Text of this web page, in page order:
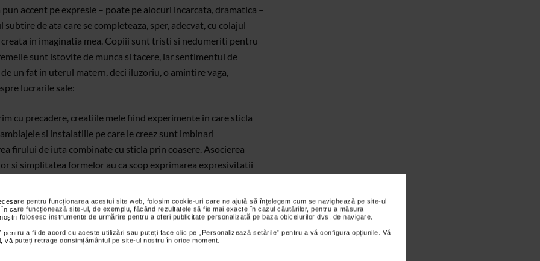
pentru funcționarea acestui site web, folosim cookie-uri care ne ajută să înțelegem cum se navighează pe site-ul
care funcționează site-ul, de exemplu, făcând rezultatele să fie mai exacte în cazul căutărilor, pentru a măsura
folosesc instrumente de urmărire pentru a oferi publicitate personalizată pe baza obiceiurilor dvs. de navigare.
pentru a fi de acord cu aceste utilizări sau puteți face clic pe „Personalizează setările” pentru a vă configura opțiunile. Vă
vă puteți retrage consimțământul pe site-ul nostru în orice moment.
accent pe expresie – poate pe alocuri incarcata, dramatica –
de ata care se completeaza, sper, adecvat, cu colajul
in imaginatia mea. Copiii sunt tristi si nedumeriti pentru
sunt istovite de munca si tacere, iar sentimentul de
un fat in uterul matern, deci iluzoriu, o amintire vaga,
lucrarile sale:
cu precadere, creatiile mele fiind experimente in care sticla
si instalatiile pe care le creez sunt imbinari
firului de iuta combinate cu sticla prin coasere. Asocierea
si simplitatea formelor au ca scop exprimarea expresivitatii
si juxtapunerea materialelor. Fragilitatea este aspectul vietii
mele. Sursa de inspiratie o reprezinta fragilitatea pe care o
proprii sau din lumea exterioara, fragilitatea gasita in
mele sunt modalitatea prin care exprim simbioza dintre ce
despre propria feminitate, despre cele doua laturi intrinseci,